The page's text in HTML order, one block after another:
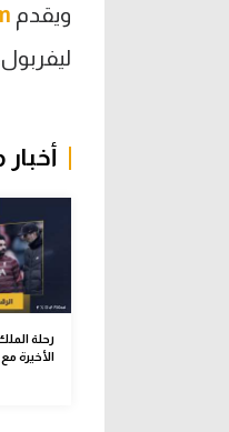
ويقدم
الأخيرة